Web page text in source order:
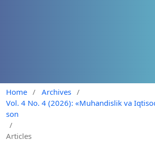
Home / Archives /
Vol. 4 No. 4 (2026): «Muhandislik va
son
/
Articles